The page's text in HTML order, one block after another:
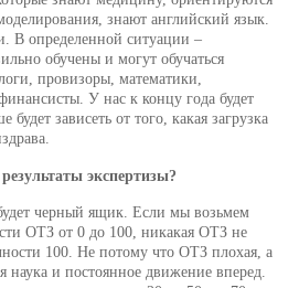
знают английский язык.
В определенной ситуации –
обучены и могут обучаться
провизоры, математики,
У нас к концу года будет
зависеть от того, какая загрузка
экспертизы?
черный ящик. Если мы возьмем
ОТЗ от 0 до 100, никакая ОТЗ не
100. Не потому что ОТЗ плохая, а
наука и постоянное движение вперед.